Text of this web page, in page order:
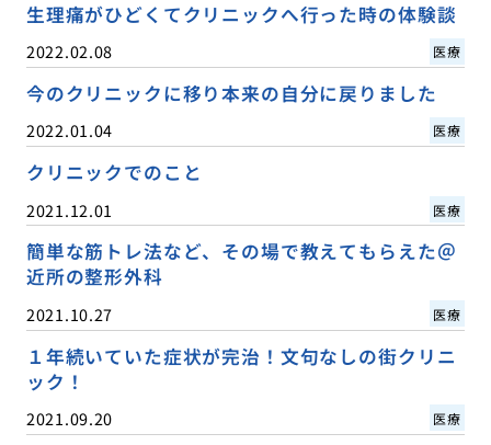
生理痛がひどくてクリニックへ行った時の体験談
2022.02.08 医療
今のクリニックに移り本来の自分に戻りました
2022.01.04 医療
クリニックでのこと
2021.12.01 医療
簡単な筋トレ法など、その場で教えてもらえた＠
近所の整形外科
2021.10.27 医療
１年続いていた症状が完治！文句なしの街クリニ
ック！
2021.09.20 医療